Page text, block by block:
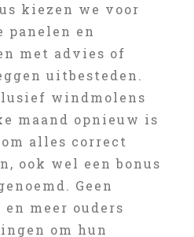
kiezen we voor
panelen en
met advies of
uitbesteden.
windmolens
maand opnieuw is
alles correct
ook wel een bonus
Geen
meer ouders
om hun